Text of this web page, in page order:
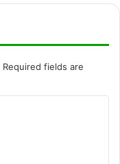
Required fields are